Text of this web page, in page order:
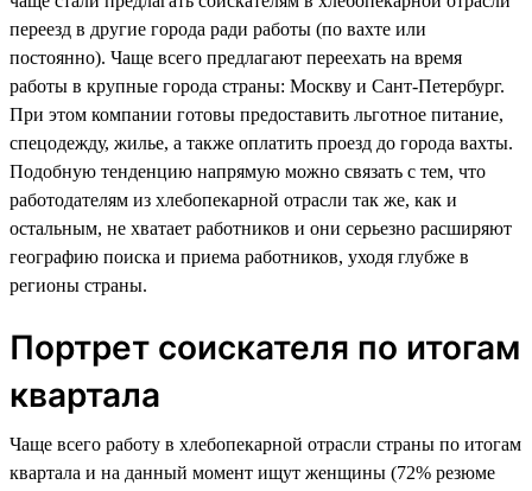
переезд в другие города ради работы (по вахте или
постоянно). Чаще всего предлагают переехать на время
работы в крупные города страны: Москву и Сант-Петербург.
При этом компании готовы предоставить льготное питание,
спецодежду, жилье, а также оплатить проезд до города вахты.
Подобную тенденцию напрямую можно связать с тем, что
работодателям из хлебопекарной отрасли так же, как и
остальным, не хватает работников и они серьезно расширяют
географию поиска и приема работников, уходя глубже в
регионы страны.
Портрет соискателя по итогам
квартала
Чаще всего работу в хлебопекарной отрасли страны по итогам
квартала и на данный момент ищут женщины (72% резюме